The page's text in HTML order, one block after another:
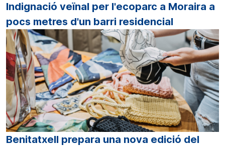
Indignació veïnal per l'ecoparc a Moraira a
pocs metres d'un barri residencial
Benitatxell prepara una nova edició del